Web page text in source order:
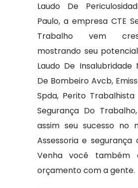
Laudo De
Paulo, a empresa CTE
Trabalho vem
mostrando seu
Laudo De Insalubridade
De Bombeiro Avcb,
Spda, Perito
Segurança Do
assim seu sucesso no
Assessoria e segurança
Venha você
orçamento com a gente.